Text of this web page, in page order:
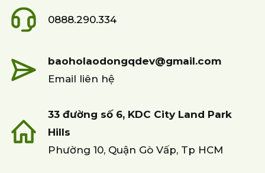
0888.290.334
baoholaodongqdev@gmail.com
Email liên hệ
33 đường số 6, KDC City Land Park
Hills
Phường 10, Quận Gò Vấp, Tp HCM